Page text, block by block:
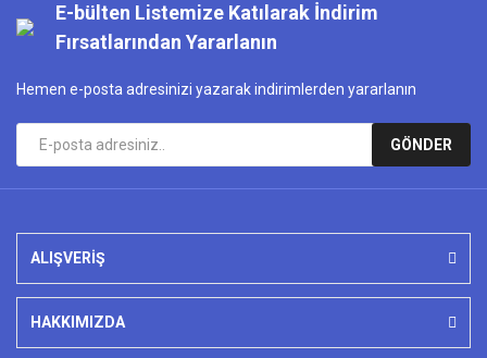
E-bülten Listemize Katılarak İndirim
Fırsatlarından Yararlanın
Hemen e-posta adresinizi yazarak indirimlerden yararlanın
GÖNDER
ALIŞVERİŞ
HAKKIMIZDA